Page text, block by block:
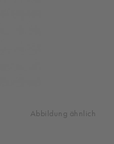
Abbildung ähnlich